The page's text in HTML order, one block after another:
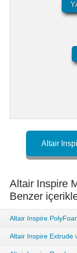
Altair
Altair Inspire
Benzer
Altair Inspire
Altair Inspire Extrude